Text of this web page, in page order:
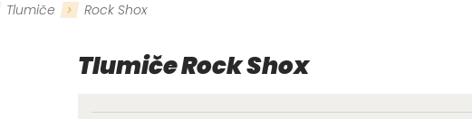
Tlumiče Rock Shox
Tlumiče Rock Shox